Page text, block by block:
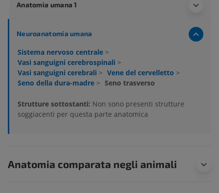
Anatomia umana 1
Neuroanatomia umana
Sistema nervoso centrale >
Vasi sanguigni cerebrospinali >
Vasi sanguigni cerebrali > Vene del cervelletto >
Seno della dura-madre > Seno trasverso
Strutture sottostanti: Non sono presenti strutture
soggiacenti per questa parte anatomica
Anatomia comparata negli animali